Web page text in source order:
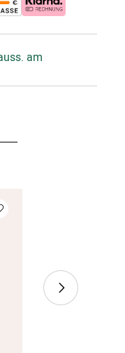
à 2,75 €
à 2,35 €
à 1,85 €
am